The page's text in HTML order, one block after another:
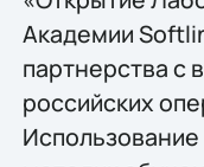
Академии
партнерства с
российских